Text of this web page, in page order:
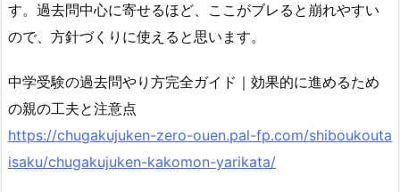
す。過去問中心に寄せるほど、ここがブレると崩れやすい
ので、方針づくりに使えると思います。
中学受験の過去問やり方完全ガイド｜効果的に進めるため
の親の工夫と注意点
https://chugakujuken-zero-ouen.pal-fp.com/shiboukouta
isaku/chugakujuken-kakomon-yarikata/